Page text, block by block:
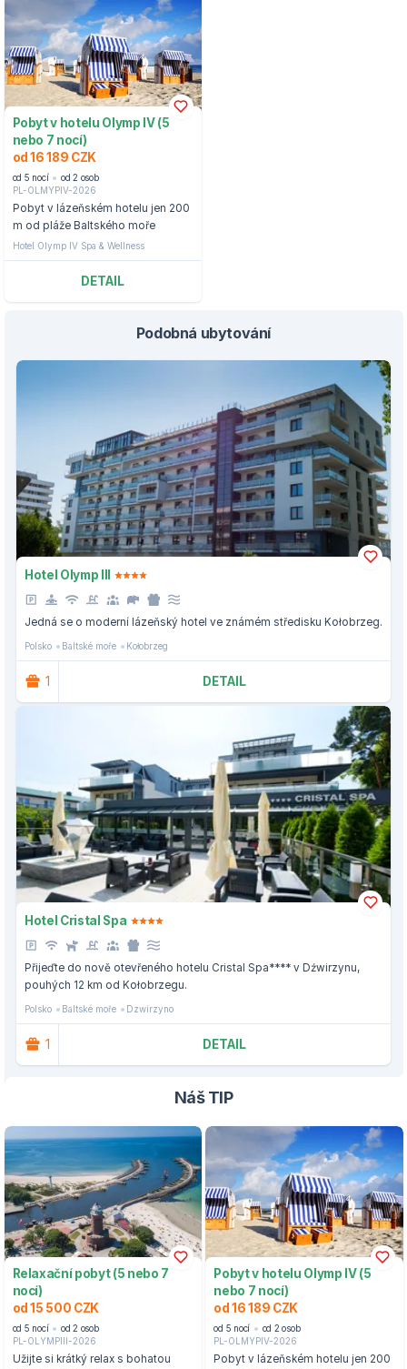
Pobyt v hotelu Olymp IV (5
nebo 7 nocí)
od 16 189 CZK
od 5 nocí
od 2 osob
PL-OLMYPIV-2026
Pobyt v lázeňském hotelu jen 200
m od pláže Baltského moře
Hotel Olymp IV Spa & Wellness
DETAIL
Podobná ubytování
Hotel Olymp III
Jedná se o moderní lázeňský hotel ve známém středisku Kołobrzeg.
Polsko Baltské moře Kołobrzeg
1 DETAIL
Hotel Cristal Spa
Přijeďte do nově otevřeného hotelu Cristal Spa**** v Dźwirzynu,
pouhých 12 km od Kołobrzegu.
Polsko Baltské moře Dzwirzyno
1 DETAIL
Náš TIP
Relaxační pobyt (5 nebo 7
nocí)
od 15 500 CZK
od 5 nocí
od 2 osob
PL-OLYMPIII-2026
Užijte si krátký relax s bohatou
Pobyt v hotelu Olymp IV (5
nebo 7 nocí)
od 16 189 CZK
od 5 nocí
od 2 osob
PL-OLMYPIV-2026
Pobyt v lázeňském hotelu jen 200